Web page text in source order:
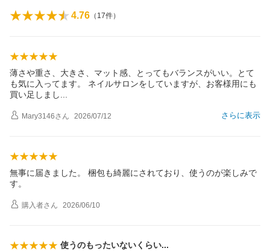
4.76 （ 17件）
薄さや重さ、大きさ、マット感、とってもバランスがいい。とて
も気に入ってます。 ネイルサロンをしていますが、お客様用にも
買い足しま し
さらに表示
Mary3146さん 2026/07/12
無事に届きました。 梱包も綺麗にされており、使うのが楽しみで
す。
購入者さん 2026/06/10
使うのもったいないくらい